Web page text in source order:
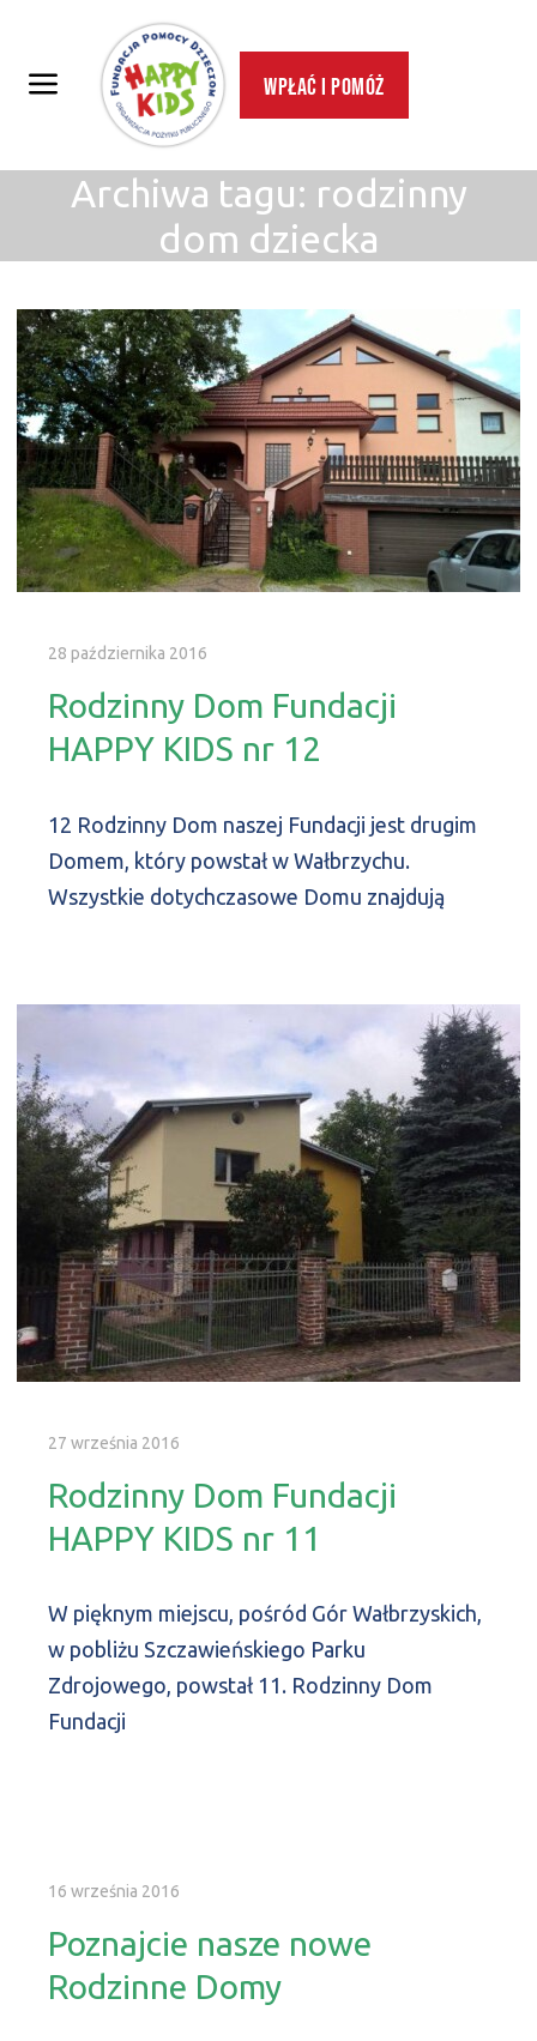
Wpłać i pomóż
Archiwa tagu: rodzinny
dom dziecka
28 października 2016
Rodzinny Dom Fundacji
HAPPY KIDS nr 12
12 Rodzinny Dom naszej Fundacji jest drugim
Domem, który powstał w Wałbrzychu.
Wszystkie dotychczasowe Domu znajdują
27 września 2016
Rodzinny Dom Fundacji
HAPPY KIDS nr 11
W pięknym miejscu, pośród Gór Wałbrzyskich,
w pobliżu Szczawieńskiego Parku
Zdrojowego, powstał 11. Rodzinny Dom
Fundacji
16 września 2016
Poznajcie nasze nowe
Rodzinne Domy